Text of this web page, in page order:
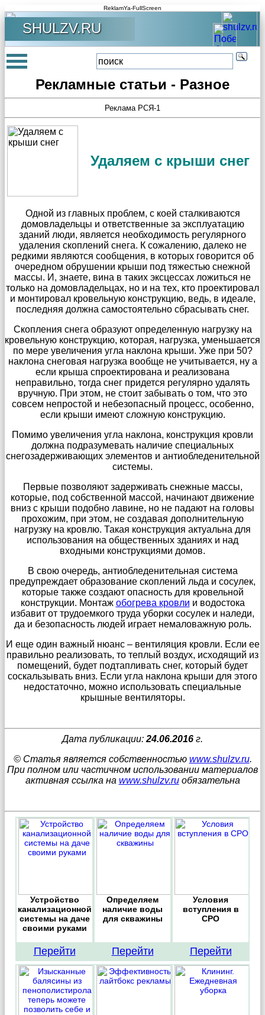
ReklamYa-FullScreen
SHULZV.RU
Рекламные статьи - Разное
Реклама РСЯ-1
Удаляем с крыши снег
Одной из главных проблем, с коей сталкиваются
домовладельцы и ответственные за эксплуатацию
зданий люди, является необходимость регулярного
удаления скоплений снега. К сожалению, далеко не
редкими являются сообщения, в которых говорится об
очередном обрушении крыши под тяжестью снежной
массы. И, знаете, вина в таких эксцессах ложиться не
только на домовладельцах, но и на тех, кто проектировал
и монтировал кровельную конструкцию, ведь, в идеале,
последняя должна самостоятельно сбрасывать снег.
Скопления снега образуют определенную нагрузку на
кровельную конструкцию, которая, нагрузка, уменьшается
по мере увеличения угла наклона крыши. Уже при 50?
наклона снеговая нагрузка вообще не учитывается, ну а
если крыша спроектирована и реализована
неправильно, тогда снег придется регулярно удалять
вручную. При этом, не стоит забывать о том, что это
совсем непростой и небезопасный процесс, особенно,
если крыши имеют сложную конструкцию.
Помимо увеличения угла наклона, конструкция кровли
должна подразумевать наличие специальных
снегозадерживающих элементов и антиобледенительной
системы.
Первые позволяют задерживать снежные массы,
которые, под собственной массой, начинают движение
вниз с крыши подобно лавине, но не падают на головы
прохожим, при этом, не создавая дополнительную
нагрузку на кровлю. Такая конструкция актуальна для
использования на общественных зданиях и над
входными конструкциями домов.
В свою очередь, антиобледенительная система
предупреждает образование скоплений льда и сосулек,
которые также создают опасность для кровельной
конструкции. Монтаж обогрева кровли и водостока
избавит от трудоемкого труда уборки сосулек и наледи,
да и безопасность людей играет немаловажную роль.
И еще один важный нюанс – вентиляция кровли. Если ее
правильно реализовать, то теплый воздух, исходящий из
помещений, будет подтапливать снег, который будет
соскальзывать вниз. Если угла наклона крыши для этого
недостаточно, можно использовать специальные
крышные вентиляторы.
Дата публикации: 24.06.2016 г.
© Статья является собственностью www.shulzv.ru.
При полном или частичном использовании материалов
активная ссылка на www.shulzv.ruобязательна
Устройство
канализационной
системы на даче
своими руками
Перейти
Определяем
наличие воды
для скважины
Перейти
Условия
вступления в
СРО
Перейти